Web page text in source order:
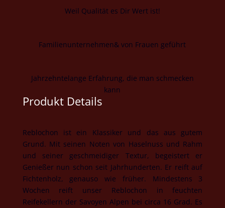
Weil Qualität es Dir Wert ist!
Familienunternehmen& von Frauen geführt
Jahrzehntelange Erfahrung, die man schmecken
kann
Produkt Details
Reblochon ist ein Klassiker und das aus gutem
Grund. Mit seinen Noten von Haselnuss und Rahm
und seiner geschmeidiger Textur, begeistert er
Genießer nun schon seit Jahrhunderten. Er reift auf
Fichtenholz, genauso wie früher. Mindestens 3
Wochen reift unser Reblochon in feuchten
Reifekellern der Savoyen Alpen bei circa 16 Grad. Es